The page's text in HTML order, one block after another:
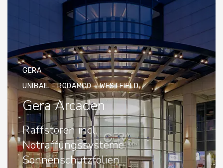
GERA
UNIBAIL – RODAMCO – WESTFIELD
Gera Arcaden
Raffstoren incl.
Notraffungssysteme,
Sonnenschutzfolien